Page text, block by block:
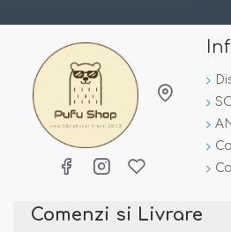
Incercam ca pozele sa reflecte
Totusi, nuanta din poza este
produsului.
Comenzi si Livrare